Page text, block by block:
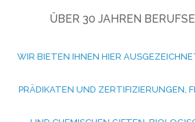
ÜBER 30 JAHREN
WIR BIETEN IHNEN HIER
PRÄDIKATEN UND ZERTIFIZIERUNGEN,